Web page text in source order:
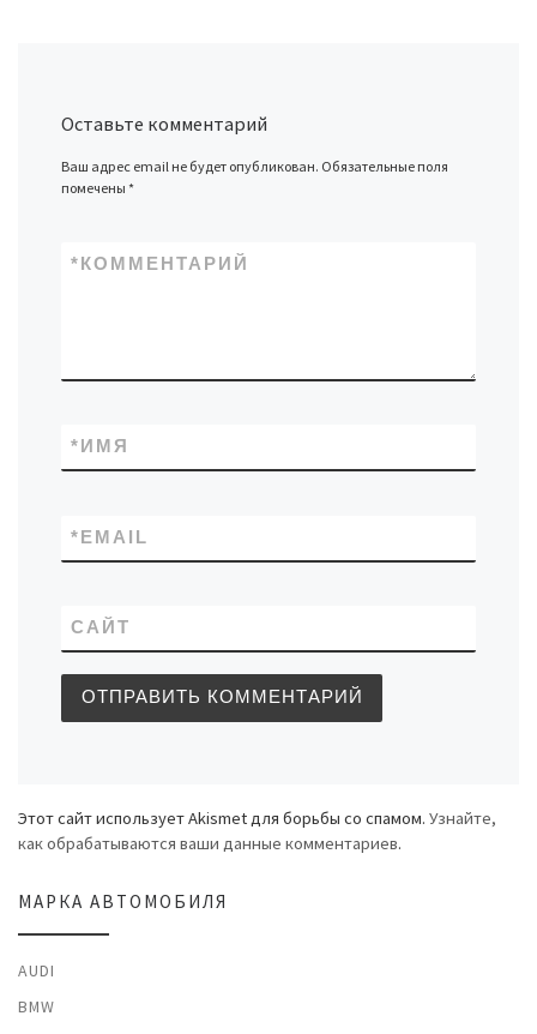
Оставьте комментарий
Ваш адрес email не будет опубликован. Обязательные поля
помечены*
КОММЕНТАРИЙ
*
ИМЯ
*
EMAIL
*
САЙТ
Этот сайт использует Akismet для борьбы со спамом. Узнайте,
как обрабатываются ваши данные комментариев.
МАРКА АВТОМОБИЛЯ
AUDI
BMW